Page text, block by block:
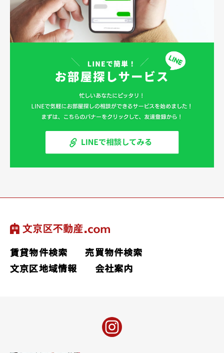
賃貸物件検索
売買物件検索
文京区地域情報
会社案内